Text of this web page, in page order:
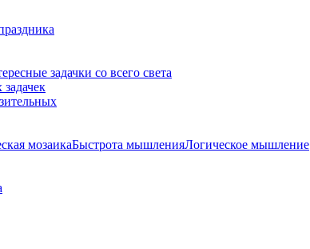
задачки со всего света
мозаикаБыстрота мышленияЛогическое мышление